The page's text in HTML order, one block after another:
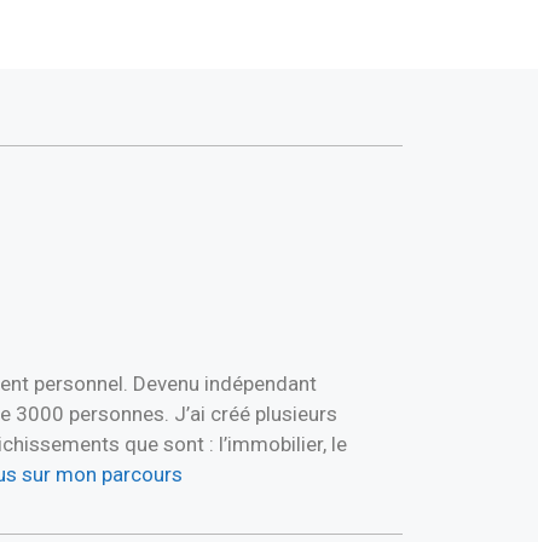
personnel. Devenu indépendant
3000 personnes. J’ai créé plusieurs
que sont : l’immobilier, le
sur mon parcours